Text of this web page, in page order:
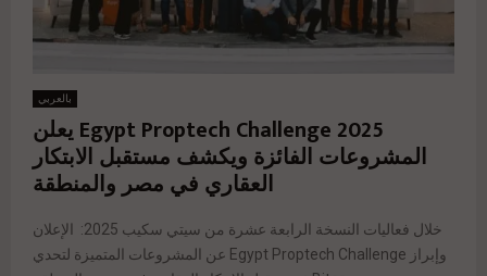
بالعربي
Egypt Proptech Challenge 2025 يعلن
المشروعات الفائزة ويكشف مستقبل الابتكار
العقاري في مصر والمنطقة
خلال فعاليات النسخة الرابعة عشرة من سيتي سكيب 2025: الإعلان
عن المشروعات المتميزة لتحدي Egypt Proptech Challenge وإبراز